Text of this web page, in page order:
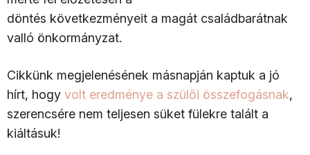
döntés következményeit a magát családbarátnak
valló önkormányzat.
Cikkünk megjelenésének másnapján kaptuk a jó
hírt, hogy volt eredménye a szülői összefogásnak,
szerencsére nem teljesen süket fülekre talált a
kiáltásuk!